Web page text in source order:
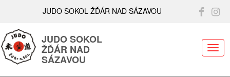
JUDO SOKOL ŽĎÁR NAD SÁZAVOU
JUDO SOKOL
ŽĎÁR NAD
SÁZAVOU